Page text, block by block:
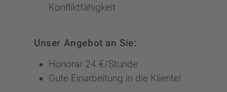
Konfliktfähigkeit
Unser Angebot an Sie:
Honorar 24 €/Stunde
Gute Einarbeitung in die Klientel